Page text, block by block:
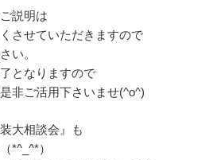
説明は
させていただきますので
い。
となりますので
非ご活用下さいませ(^o^)
大相談会』も
*^_^*）